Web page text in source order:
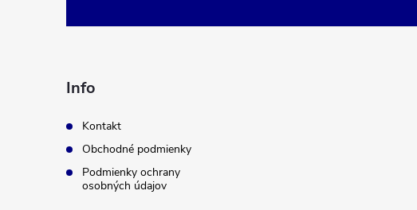
Info
Kontakt
Obchodné podmienky
Podmienky ochrany
osobných údajov